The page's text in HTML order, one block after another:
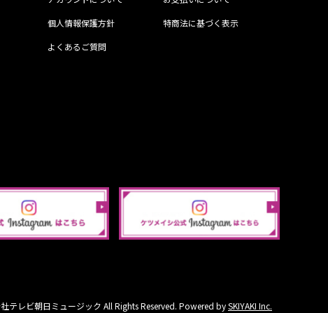
個人情報保護方針
特商法に基づく表示
よくあるご質問
テレビ朝日ミュージック All Rights Reserved. Powered bySKIYAKI Inc.